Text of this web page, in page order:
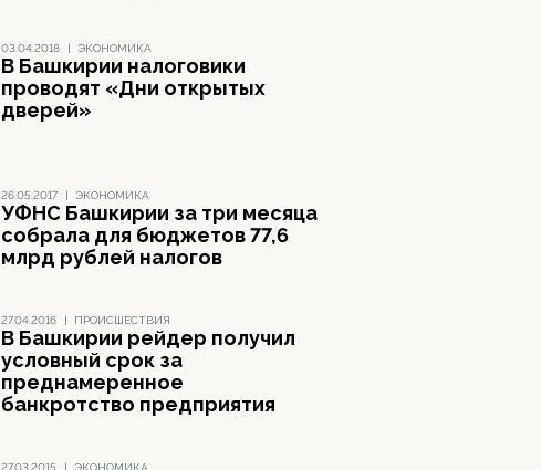
03.04.2018 | ЭКОНОМИКА
В Башкирии налоговики
проводят «Дни открытых
дверей»
26.05.2017 | ЭКОНОМИКА
УФНС Башкирии за три месяца
собрала для бюджетов 77,6
млрд рублей налогов
27.04.2016 | ПРОИСШЕСТВИЯ
В Башкирии рейдер получил
условный срок за
преднамеренное
банкротство предприятия
27.03.2015 | ЭКОНОМИКА